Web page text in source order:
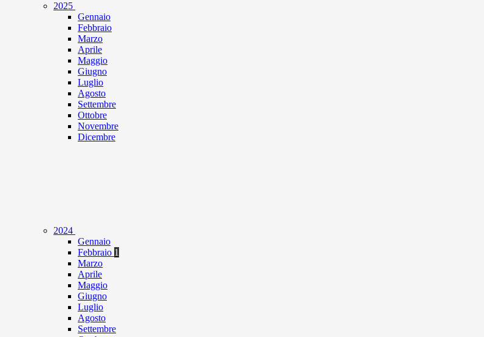
2025
Gennaio
Febbraio
Marzo
Aprile
Maggio
Giugno
Luglio
Agosto
Settembre
Ottobre
Novembre
Dicembre
2024
Gennaio
Febbraio 1
Marzo
Aprile
Maggio
Giugno
Luglio
Agosto
Settembre